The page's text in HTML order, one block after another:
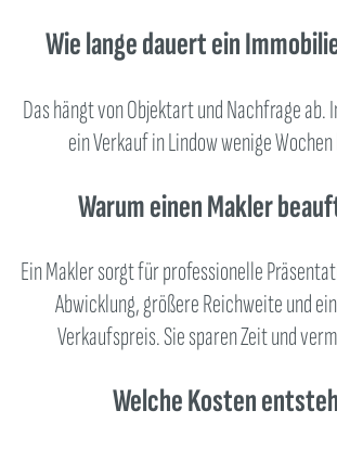
Wie lange dauert ein
Das hängt von Objektart und Nachfrage ab.
ein Verkauf in Lindow wenige
Warum einen Makler
Ein Makler sorgt für professionelle
Abwicklung, größere Reichweite und
Verkaufspreis. Sie sparen Zeit und
Welche Kosten